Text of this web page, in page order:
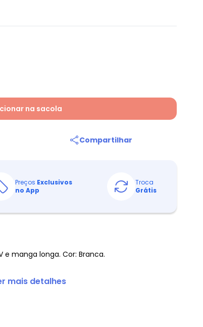
Decote em V
na sacola
Compartilhar
Preços Exclusivos
no App
Troca
Grátis
manga longa. Cor: Branca.
mais detalhes